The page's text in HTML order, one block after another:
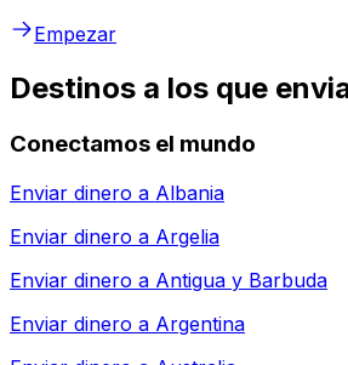
Empezar
Destinos a los que
Conectamos el mundo
Enviar dinero a Albania
Enviar dinero a Argelia
Enviar dinero a Antigua y Barbuda
Enviar dinero a Argentina